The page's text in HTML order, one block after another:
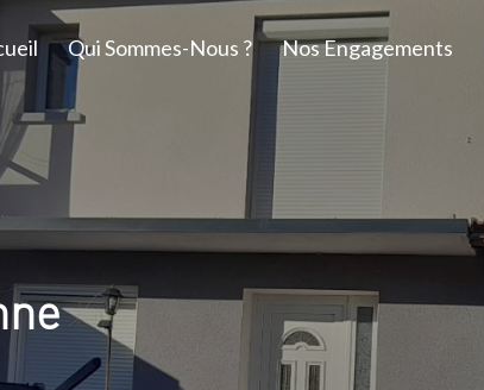
Qui Sommes-Nous ? Nos Engagements